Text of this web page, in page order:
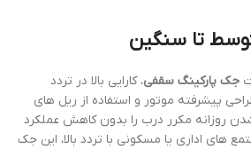
تا سنگین
جک پارکینگ سقفی، کارایی بالا در تردد
پیشرفته موتور و استفاده از ریل های
روزانه مکرر درب را بدون کاهش عملکرد
های اداری یا مسکونی با تردد بالا، این جک